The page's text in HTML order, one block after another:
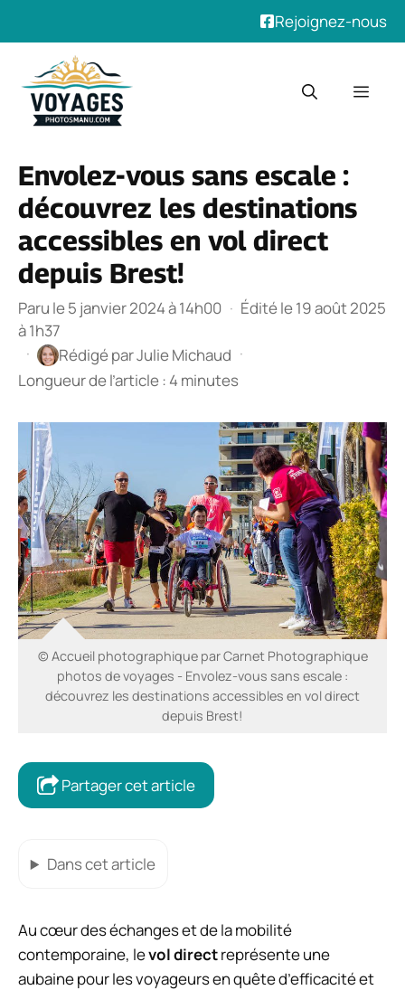
Rejoignez-nous
contenu
Envolez-vous sans escale :
découvrez les destinations
accessibles en vol direct
depuis Brest!
Paru le 5 janvier 2024 à 14h00 · Édité le 19 août 2025
à 1h37
·
Rédigé parJulie Michaud ·
Longueur de l’article : 4 minutes
© Accueil photographique par Carnet Photographique
photos de voyages - Envolez-vous sans escale :
découvrez les destinations accessibles en vol direct
depuis Brest!
Partager cet article
Dans cet article
Au cœur des échanges et de la mobilité
contemporaine, levol directreprésente une
aubaine pour les voyageurs en quête d’efficacité et